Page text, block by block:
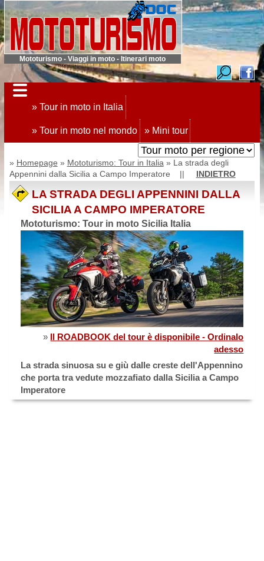
Mototurismo - Viaggi in moto - Itinerari moto
» Tour in moto in Italia
» Tour in moto nel mondo » Mini tour
» Homepage » Mototurismo: Tour in Italia » La strada degli
Appennini dalla Sicilia a Campo Imperatore || INDIETRO
LA STRADA DEGLI APPENNINI DALLA
SICILIA A CAMPO IMPERATORE
Mototurismo: Tour in moto Sicilia Italia
» Il ROADBOOK del tour è disponibile - Ordinalo
adesso
La strada sinuosa su e giù dalle creste dell'Appennino
che porta tra vedute mozzafiato dalla Sicilia a Campo
Imperatore